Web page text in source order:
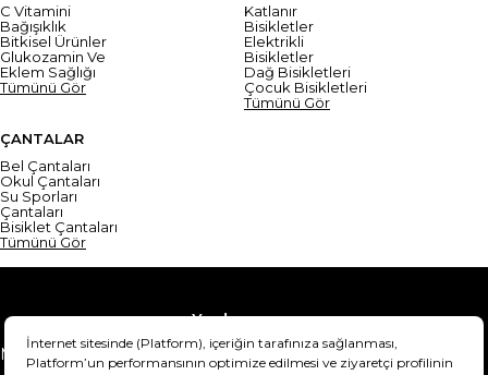
C Vitamini
Bağışıklık
Bitkisel Ürünler
Glukozamin Ve
Eklem Sağlığı
Tümünü Gör
Katlanır
Bisikletler
Elektrikli
Bisikletler
Dağ Bisikletleri
Çocuk Bisikletleri
Tümünü Gör
ÇANTALAR
Bel Çantaları
Okul Çantaları
Su Sporları
Çantaları
Bisiklet Çantaları
Tümünü Gör
Yardım
Mesafeli Satış Sözleşmesi
Teslimat Bilgisi